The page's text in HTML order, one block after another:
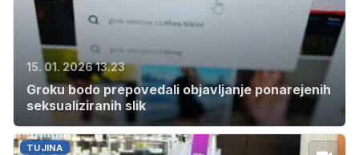
15. 01. 2026 13.23
Groku bodo prepovedali objavljanje ponarejenih
seksualiziranih slik
TUJINA